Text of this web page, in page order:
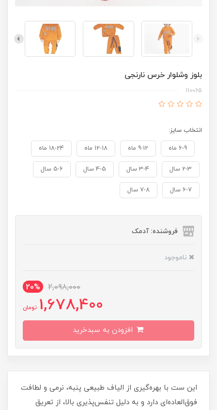
بلوز وشلوار خرس نارنجی
110065
انتخاب سایز:
6-9 ماه 9-12 ماه 12-18 ماه 18-24 ماه
2-3 سال 3-4 سال 4-5 سال 5-6 سال
6-7 سال 7-8 سال
فروشنده: آدمک
ناموجود
2,098,000
20%
1,678,400 تومان
این ست با بهره‌گیری از الیاف طبیعی پنبه، نرمی و لطافت
فوق‌العاده‌ای دارد و به دلیل تنفس‌پذیری بالا، از تعریق